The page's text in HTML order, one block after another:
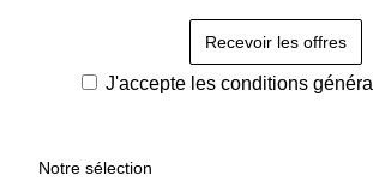
J'accepte les conditions
Notre sélection